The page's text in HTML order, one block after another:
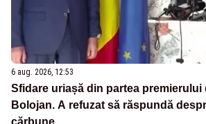
6 aug. 2026, 12:53
Sfidare uriașă din partea premierului
Bolojan. A refuzat să răspundă
cărbune